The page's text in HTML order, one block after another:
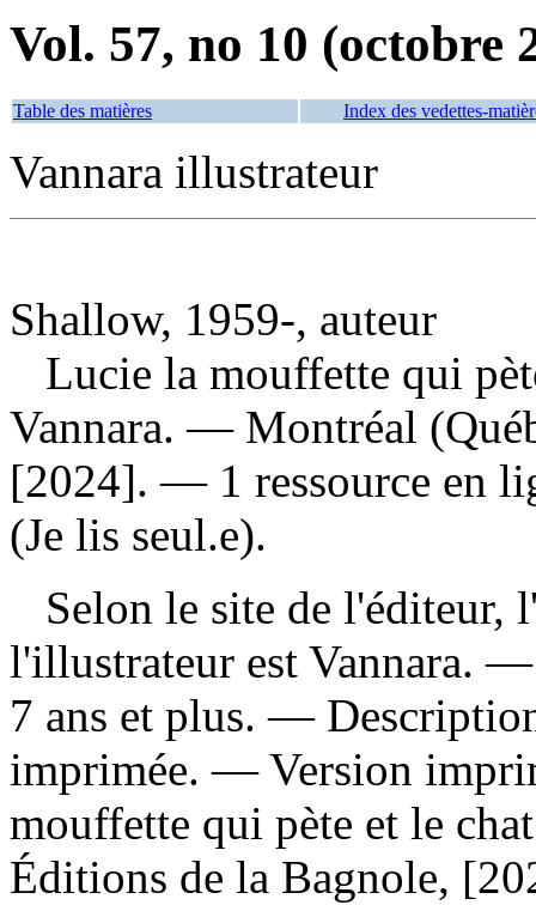
Vol. 57, no 10 (octobre
Table des matières Index des vedettes-
Vannara illustrateur
Shallow, 1959-, auteur
Lucie la mouffette qui
Vannara. — Montréal
[2024]. — 1 ressource en
(Je lis seul.e).
Selon le site de l'éditeur,
l'illustrateur est Vannara.
7 ans et plus. —
imprimée. —Version
mouffette qui pète et le
Éditions de la Bagnole,